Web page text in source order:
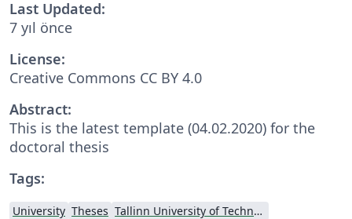
Last Updated:
7 yıl önce
License:
Creative Commons CC BY 4.0
Abstract:
This is the latest template (04.02.2020) for the
doctoral thesis
Tags:
University Theses Tallinn University of Technology